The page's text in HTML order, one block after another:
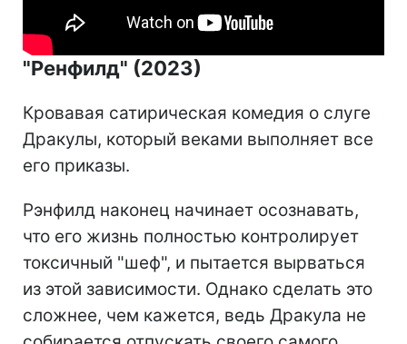
"Ренфилд" (2023)
Кровавая сатирическая комедия о слуге
Дракулы, который веками выполняет все
его приказы.
Рэнфилд наконец начинает осознавать,
что его жизнь полностью контролирует
токсичный "шеф", и пытается вырваться
из этой зависимости. Однако сделать это
сложнее, чем кажется, ведь Дракула не